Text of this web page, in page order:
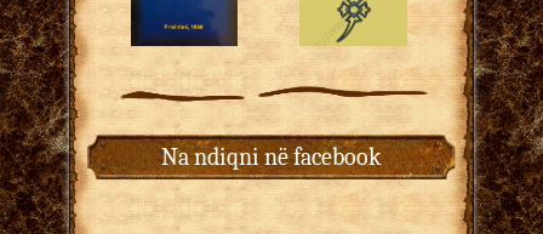
Na ndiqni në facebook